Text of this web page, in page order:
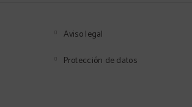
Aviso legal
Protección de datos